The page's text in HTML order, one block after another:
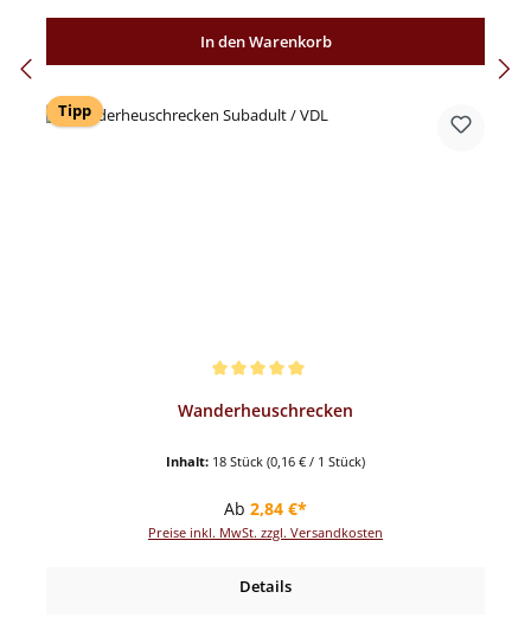
In den Warenkorb
Tipp
Wanderheuschrecken
Inhalt: 18 Stück (0,16 € / 1 Stück)
Regulärer Preis:
Ab 2,84 €*
Preise inkl. MwSt. zzgl. Versandkosten
Details